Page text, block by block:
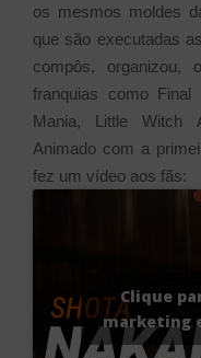
os mesmos moldes
que são executadas
compôs, organizou,
franquias como
Mania, Little Witch
Animado com a
fez um vídeo aos fãs:
Clique
marketing